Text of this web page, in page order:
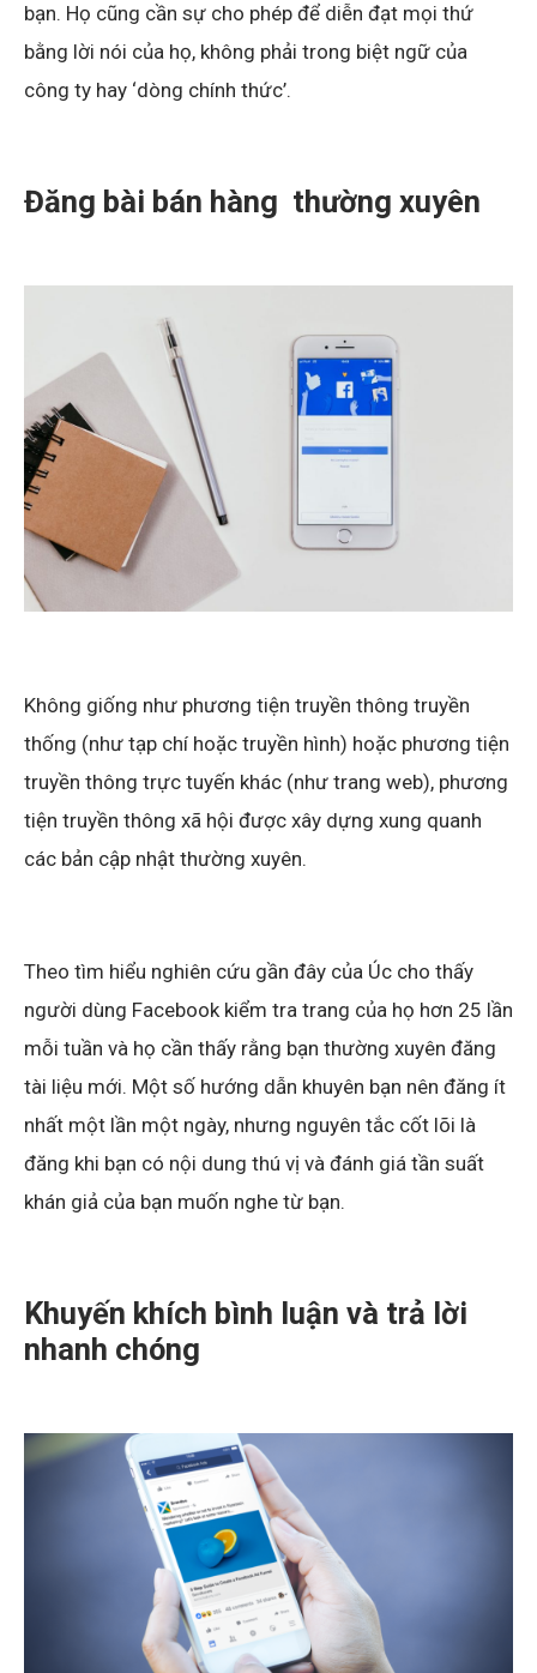
bạn. Họ cũng cần sự cho phép để diễn đạt mọi thứ
bằng lời nói của họ, không phải trong biệt ngữ của
công ty hay ‘dòng chính thức’.
Đăng bài bán hàng thường xuyên
Không giống như phương tiện truyền thông truyền
thống (như tạp chí hoặc truyền hình) hoặc phương tiện
truyền thông trực tuyến khác (như trang web), phương
tiện truyền thông xã hội được xây dựng xung quanh
các bản cập nhật thường xuyên.
Theo tìm hiểu nghiên cứu gần đây của Úc cho thấy
người dùng Facebook kiểm tra trang của họ hơn 25 lần
mỗi tuần và họ cần thấy rằng bạn thường xuyên đăng
tài liệu mới. Một số hướng dẫn khuyên bạn nên đăng ít
nhất một lần một ngày, nhưng nguyên tắc cốt lõi là
đăng khi bạn có nội dung thú vị và đánh giá tần suất
khán giả của bạn muốn nghe từ bạn.
Khuyến khích bình luận và trả lời
nhanh chóng